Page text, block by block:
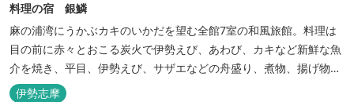
料理の宿 銀鱗
麻の浦湾にうかぶカキのいかだを望む全館7室の和風旅館。料理は
目の前に赤々とおこる炭火で伊勢えび、あわび、カキなど新鮮な魚
介を焼き、平目、伊勢えび、サザエなどの舟盛り、煮物、揚げ物な
どの懐石料理。
伊勢志摩